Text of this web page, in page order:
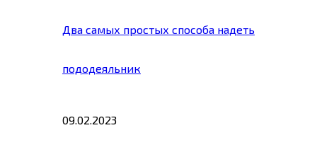
Два самых простых способа надеть
пододеяльник
09.02.2023